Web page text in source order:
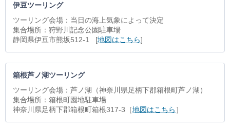
伊豆ツーリング
ツーリング会場：当日の海上気象によって決定
集合場所：狩野川記念公園駐車場
静岡県伊豆市熊坂512-1 [地図はこちら]
箱根芦ノ湖ツーリング
ツーリング会場：芦ノ湖（神奈川県足柄下郡箱根町芦ノ湖）
集合場所：箱根町園地駐車場
神奈川県足柄下郡箱根町箱根317-3［地図はこちら ］